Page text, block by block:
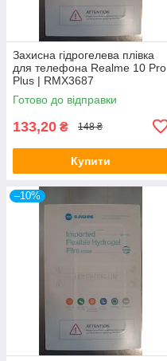
Захисна гідрогелева плівка
для телефона Realme 10 Pro
Plus | RMX3687
Готово до відправки
133,20 ₴ 148 ₴
Купити
–10%